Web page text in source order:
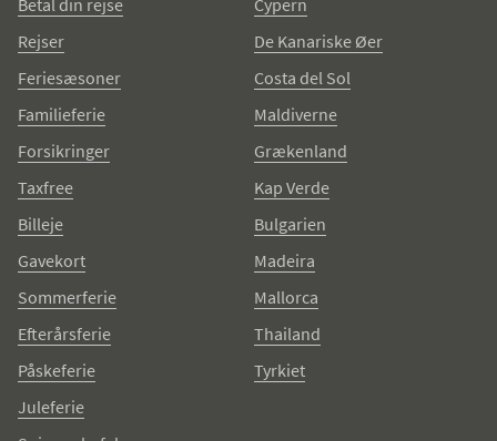
Betal din rejse
Rejser
Feriesæsoner
Familieferie
Forsikringer
Taxfree
Billeje
Gavekort
Sommerferie
Efterårsferie
Påskeferie
Juleferie
Cypern
De Kanariske Øer
Costa del Sol
Maldiverne
Grækenland
Kap Verde
Bulgarien
Madeira
Mallorca
Thailand
Tyrkiet